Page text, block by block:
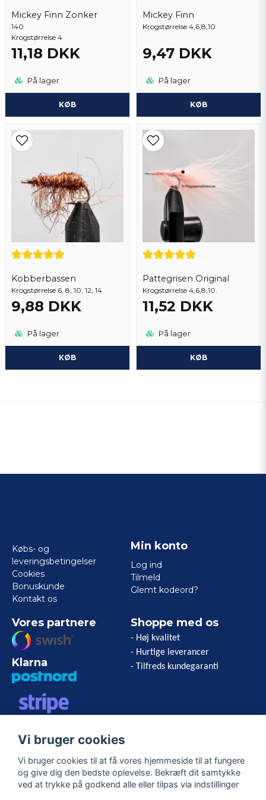
Mickey Finn Zonker
140
Krogstørrelse 4
11,18 DKK
På lager
KØB
Mickey Finn
Krogstørrelse 4,6,8,10
9,47 DKK
På lager
KØB
Kobberbassen
Krogstørrelse 6, 8, 10, 12, 14
9,88 DKK
På lager
KØB
Pattegrisen Original
Krogstørrelse 4,6,8,10.
11,52 DKK
På lager
KØB
Send spørgsmål
Købs- og
leveringsbetingelser
Cookies
Bonuskunde
Kontakt os
Min konto
Log ind
Tilmeld
Glemt kodeord?
Vores partnere
Klarna
EXPRESS
Shoppe med os
- Høj kvalitet
- Hurtige leverancer
- Tilfreds kundegaranti
Følg os
Vi bruger cookies
Vi bruger cookies til at få vores hjemmeside til at fungere
og give dig den bedste oplevelse. Bekræft dit samtykke
ved at trykke på godkend alle eller tilpas via indstillinger